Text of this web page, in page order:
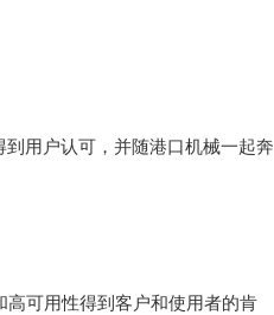
用户认可，并随港口机械一起奔
高可用性得到客户和使用者的肯